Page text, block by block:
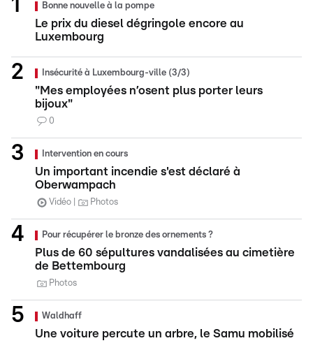
Bonne nouvelle à la pompe
Le prix du diesel dégringole encore au
Luxembourg
Insécurité à Luxembourg-ville (3/3)
"Mes employées n’osent plus porter leurs
bijoux"
0
Intervention en cours
Un important incendie s'est déclaré à
Oberwampach
Vidéo Photos
Pour récupérer le bronze des ornements ?
Plus de 60 sépultures vandalisées au cimetière
de Bettembourg
Photos
Waldhaff
Une voiture percute un arbre, le Samu mobilisé